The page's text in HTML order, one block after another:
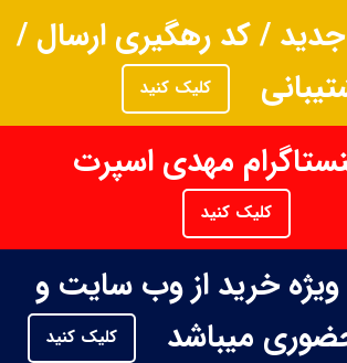
/ کد رهگیری ارسال /
کلیک کنید
مهدی اسپرت
کلیک کنید
خرید از وب سایت و
میباشد
کلیک کنید